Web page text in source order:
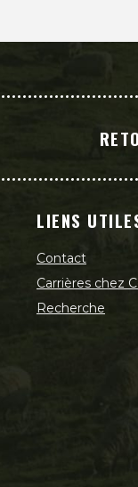
LIENS
Contact
Carrières chez
Recherche